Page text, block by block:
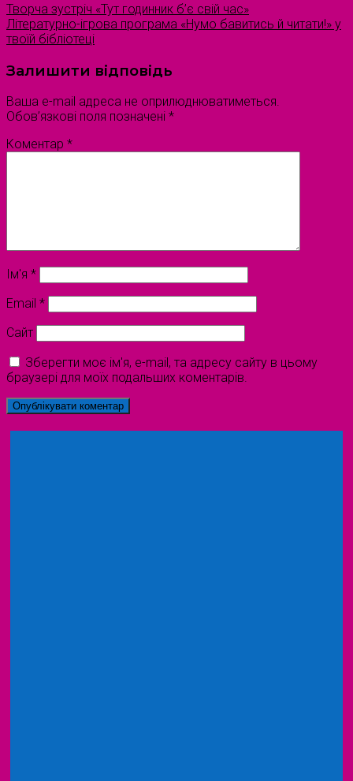
Творча зустріч «Тут годинник б’є свій час»
Літературно-ігрова програма «Нумо бавитись й читати!» у
твоїй бібліотеці
Залишити відповідь
Ваша e-mail адреса не оприлюднюватиметься.
Обов’язкові поля позначені *
Коментар *
Ім'я *
Email *
Сайт
Зберегти моє ім'я, e-mail, та адресу сайту в цьому
браузері для моїх подальших коментарів.